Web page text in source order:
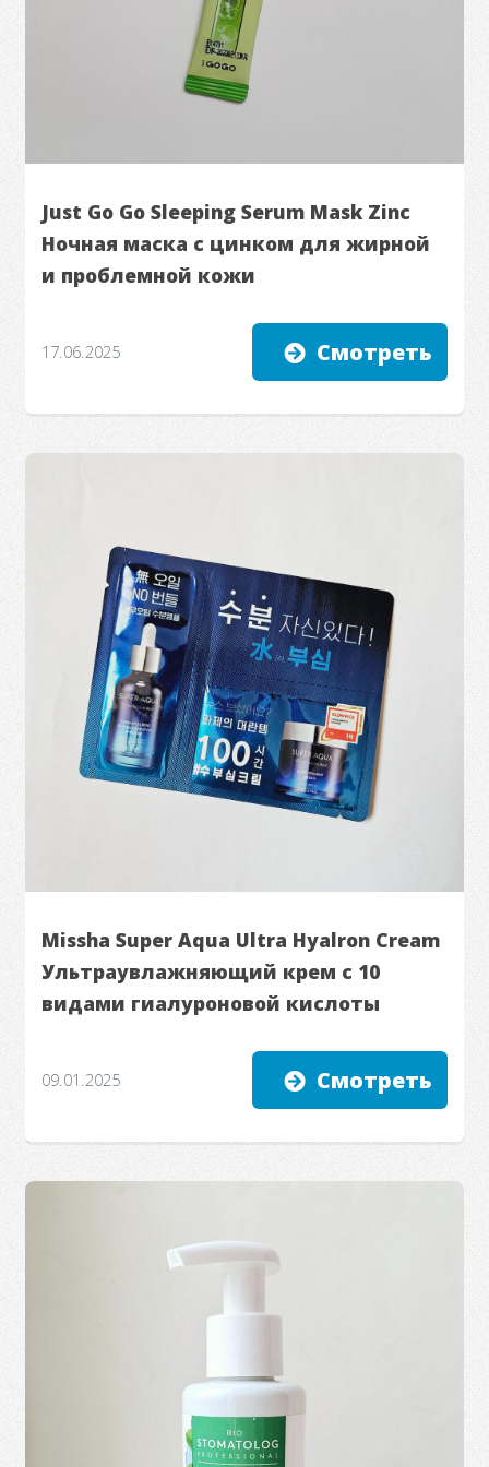
Just Go Go Sleeping Serum Mask Zinc
Ночная маска с цинком для жирной
и проблемной кожи
17.06.2025 Смотреть
Missha Super Aqua Ultra Hyalron Cream
Ультраувлажняющий крем с 10
видами гиалуроновой кислоты
09.01.2025 Смотреть